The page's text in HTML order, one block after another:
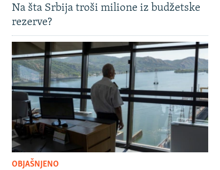
Na šta Srbija troši milione iz budžetske
rezerve?
OBJAŠNJENO